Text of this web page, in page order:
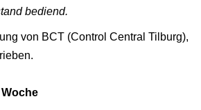
bediend.
von BCT (Control Central Tilburg),